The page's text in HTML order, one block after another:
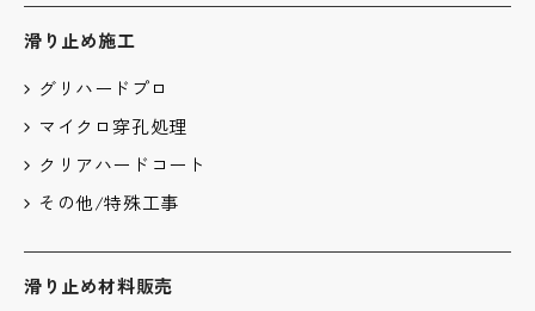
滑り止め施工
グリハードプロ
マイクロ穿孔処理
クリアハードコート
その他/特殊工事
滑り止め材料販売